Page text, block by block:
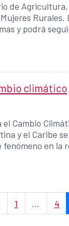
de
Rurales.
y podrá
climático
Cambio
y el Caribe
en la
Page
1 ...Pages
4